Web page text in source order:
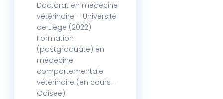
Doctorat en médecine
vétérinaire – Université
de Liège (2022)
Formation
(postgraduate) en
médecine
comportementale
vétérinaire (en cours –
Odisee)